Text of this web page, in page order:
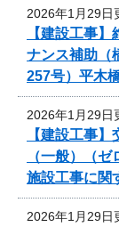
2026年1月29日
【建設工事
ナンス補助（
257号）平木
2026年1月29日
【建設工事
（一般）（
施設工事に関
2026年1月29日